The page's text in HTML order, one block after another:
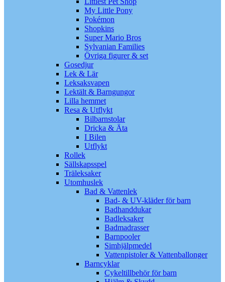
My Little Pony
Pokémon
Shopkins
Super Mario Bros
Sylvanian Families
Övriga figurer & set
Gosedjur
Lek & Lär
Leksaksvapen
Lektält & Barngungor
Lilla hemmet
Resa & Utflykt
Bilbarnstolar
Dricka & Äta
I Bilen
Utflykt
Rollek
Sällskapsspel
Träleksaker
Utomhuslek
Bad & Vattenlek
Bad- & UV-kläder för barn
Badhanddukar
Badleksaker
Badmadrasser
Barnpooler
Simhjälpmedel
Vattenpistoler & Vattenballonger
Barncyklar
Cykeltillbehör för barn